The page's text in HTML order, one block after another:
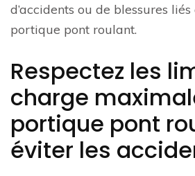
d’accidents ou de blessures
portique pont roulant.
Respectez les
charge
portique pont
éviter les